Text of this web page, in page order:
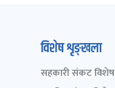
विशेष शृङ्खला
सहकारी संकट विशेष